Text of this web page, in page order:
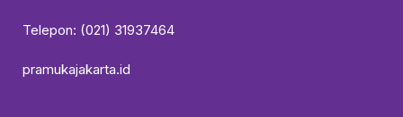
Telepon: (021) 31937464
pramukajakarta.id